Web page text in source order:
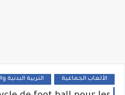
الألعاب الجماعية التربية البدنية